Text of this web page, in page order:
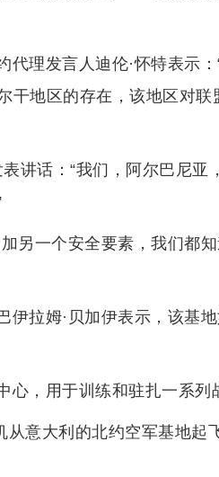
理发言人迪伦·怀特表示
干地区的存在，该地区对联
讲话：“我们，阿尔巴尼亚
另一个安全要素，我们都
拉姆·贝加伊表示，该基
，用于训练和驻扎一系列
意大利的北约空军基地起